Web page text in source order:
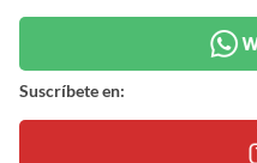
Suscríbete en: